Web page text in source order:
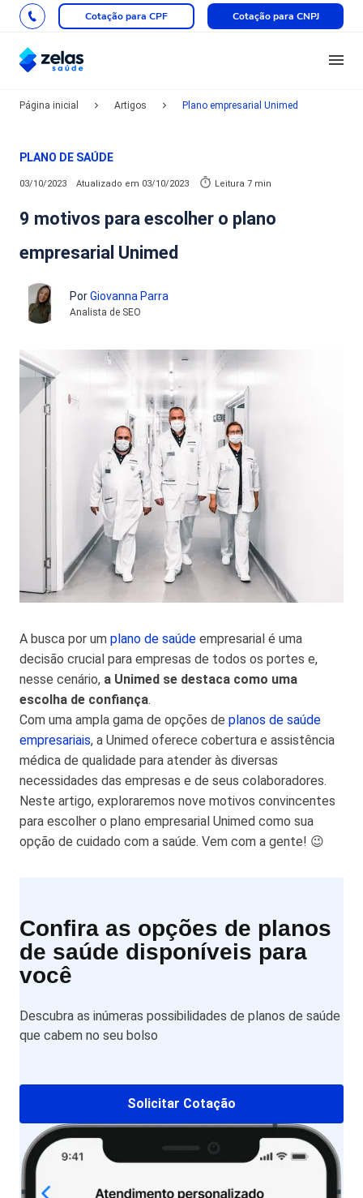
Cotação para CPF Cotação para CNPJ
Página inicial Artigos Plano empresarial Unimed
PLANO DE SAÚDE
03/10/2023 Atualizado em 03/10/2023 Leitura 7 min
9 motivos para escolher o plano
empresarial Unimed
PorGiovanna Parra
Analista de SEO
A busca por um plano de saúde empresarial é uma
decisão crucial para empresas de todos os portes e,
nesse cenário, a Unimed se destaca como uma
escolha de confiança.
Com uma ampla gama de opções de planos de saúde
empresariais, a Unimed oferece cobertura e assistência
médica de qualidade para atender às diversas
necessidades das empresas e de seus colaboradores.
Neste artigo, exploraremos nove motivos convincentes
para escolher o plano empresarial Unimed como sua
opção de cuidado com a saúde. Vem com a gente! 😉
Confira as opções de planos
de saúde disponíveis para
você
Descubra as inúmeras possibilidades de planos de saúde
que cabem no seu bolso
Solicitar Cotação